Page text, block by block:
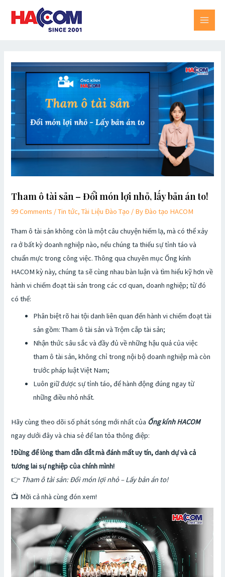
MAIN
Tham ô tài sản – Đổi món lợi nhỏ, lấy bản án to!
99 Comments /Tin tức, Tài Liệu Đào Tạo / ByĐào tạo HACOM
Tham ô tài sản không còn là một câu chuyện hiếm lạ, mà có thể xảy
ra ở bất kỳ doanh nghiệp nào, nếu chúng ta thiếu sự tỉnh táo và
chuẩn mực trong công việc. Thông qua chuyên mục Ống kính
HACOM kỳ này, chúng ta sẽ cùng nhau bàn luận và tìm hiểu kỹ hơn về
hành vi chiếm đoạt tài sản trong các cơ quan, doanh nghiệp; từ đó
có thể:
Phân biệt rõ hai tội danh liên quan đến hành vi chiếm đoạt tài
sản gồm: Tham ô tài sản và Trộm cắp tài sản;
Nhận thức sâu sắc và đầy đủ về những hậu quả của việc
tham ô tài sản, không chỉ trong nội bộ doanh nghiệp mà còn
trước pháp luật Việt Nam;
Luôn giữ được sự tỉnh táo, để hành động đúng ngay từ
những điều nhỏ nhất.
Hãy cùng theo dõi số phát sóng mới nhất của Ống kính HACOM
ngay dưới đây và chia sẻ để lan tỏa thông điệp:
❗️Đừng để lòng tham dẫn dắt mà đánh mất uy tín, danh dự và cả
tương lai sự nghiệp của chính mình!
👉 Tham ô tài sản: Đổi món lợi nhỏ – Lấy bản án to!
📺 Mời cả nhà cùng đón xem!